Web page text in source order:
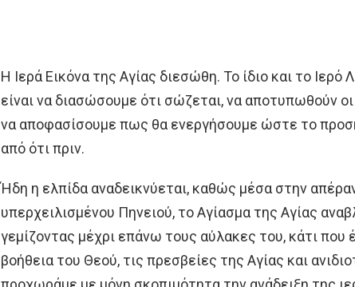
Η Ιερά Εικόνα της Αγίας διεσώθη. Το ίδιο και το
είναι να διασώσουμε ότι σώζεται, να αποτυπωθούν
να αποφασίσουμε πως θα ενεργήσουμε ώστε το
από ότι πριν.
Ήδη η ελπίδα αναδεικνύεται, καθώς μέσα στην
υπερχειλισμένου Πηνειού, το Αγίασμα της Αγίας
γεμίζοντας μέχρι επάνω τους αύλακες του, κάτι που
βοήθεια του Θεού, τις πρεσβείες της Αγίας και